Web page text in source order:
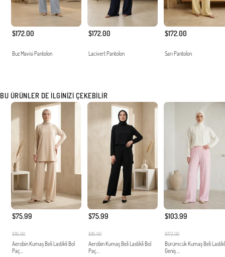
$172.00
Buz Mavisi Pantolon
$172.00
Lacivert Pantolon
$172.00
Sarı Pantolon
BU ÜRÜNLER DE İLGINIZI ÇEKEBILIR
$75.99
$115.00
Aerobin Kumaş Beli Lastikli Bol
Paç...
$75.99
$115.00
Aerobin Kumaş Beli Lastikli Bol
Paç...
$103.99
$172.00
Bürümcük Kumaş Beli
Geniş ...